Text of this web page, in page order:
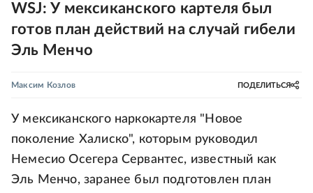
WSJ: У мексиканского картеля был
готов план действий на случай гибели
Эль Менчо
Максим Козлов ПОДЕЛИТЬСЯ
У мексиканского наркокартеля "Новое
поколение Халиско", которым руководил
Немесио Осегера Сервантес, известный как
Эль Менчо, заранее был подготовлен план